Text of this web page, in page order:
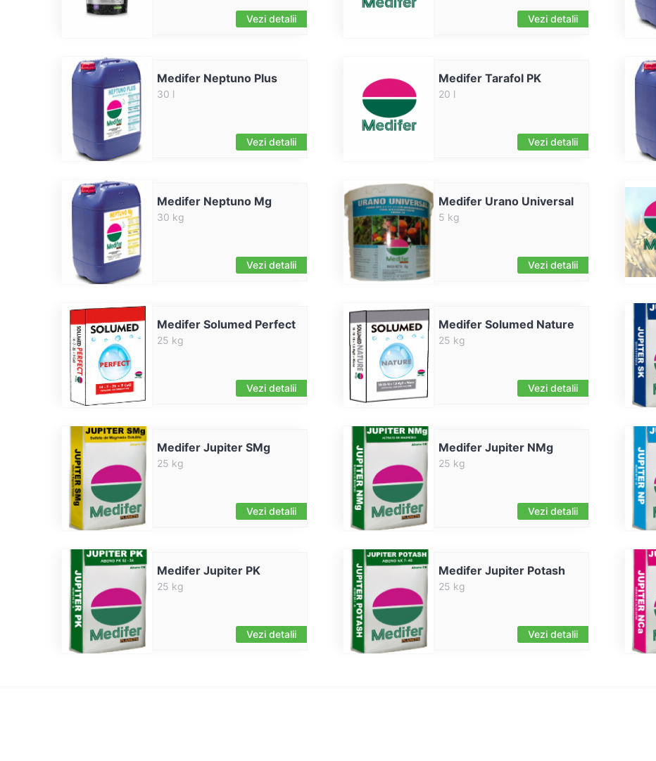
Vezi detalii Vezi detalii
Medifer Neptuno Plus
30 l
Vezi detalii
Medifer Tarafol PK
20 l
Vezi detalii
Medifer Neptuno Mg
30 kg
Vezi detalii
Medifer Urano Universal
5 kg
Vezi detalii
Medifer Solumed Perfect
25 kg
Vezi detalii
Medifer Solumed Nature
25 kg
Vezi detalii
Medifer Jupiter SMg
25 kg
Vezi detalii
Medifer Jupiter NMg
25 kg
Vezi detalii
Medifer Jupiter PK
25 kg
Vezi detalii
Medifer Jupiter Potash
25 kg
Vezi detalii